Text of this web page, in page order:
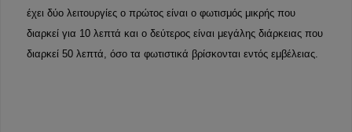
έχει δύο λειτουργίες ο πρώτος είναι ο φωτισμός μικρής που
διαρκεί για 10 λεπτά και ο δεύτερος είναι μεγάλης διάρκειας που
διαρκεί 50 λεπτά, όσο τα φωτιστικά βρίσκονται εντός εμβέλειας.